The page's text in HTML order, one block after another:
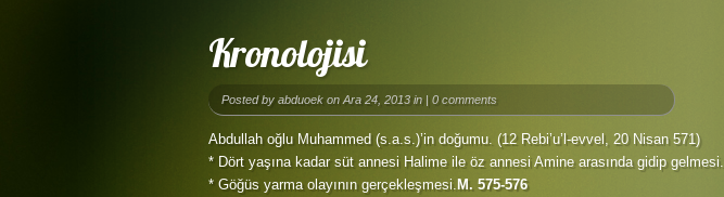
Kronolojisi
Posted by abduoek on Ara 24, 2013 in | 0 comments
Abdullah oğlu Muhammed (s.a.s.)’in doğumu. (12 Rebi’u’l-evvel, 20 Nisan 571)
* Dört yaşına kadar süt annesi Halime ile öz annesi Amine arasında gidip gelmesi.
* Göğüs yarma olayının gerçekleşmesi. M. 575-576